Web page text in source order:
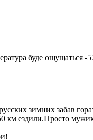
буде ощущаться -
зимних забав
км ездили.Просто